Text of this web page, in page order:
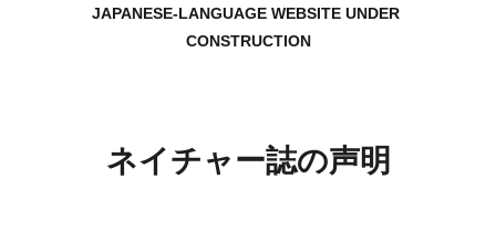
JAPANESE-LANGUAGE WEBSITE UNDER
CONSTRUCTION
ネイチャー誌の声明